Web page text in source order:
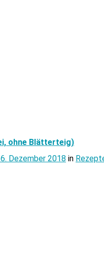
ohne Blätterteig)
Dezember 2018 in